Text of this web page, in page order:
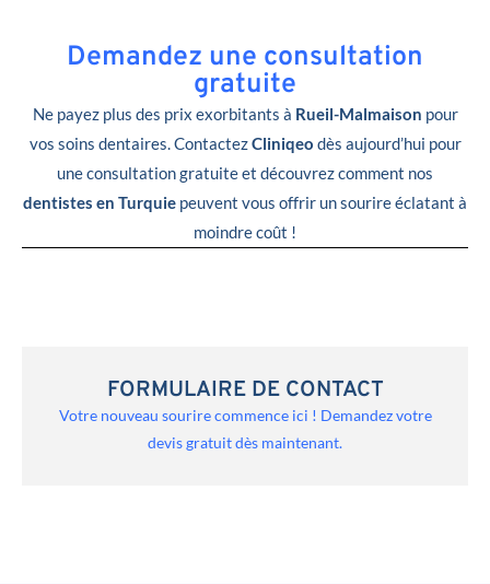
Demandez une consultation
gratuite
Ne payez plus des prix exorbitants à Rueil-Malmaison pour
vos soins dentaires. ContactezCliniqeo dès aujourd’hui pour
une consultation gratuite et découvrez comment nos
dentistes en Turquie peuvent vous offrir un sourire éclatant à
moindre coût !
FORMULAIRE DE CONTACT
Votre nouveau sourire commence ici ! Demandez votre
devis gratuit dès maintenant.